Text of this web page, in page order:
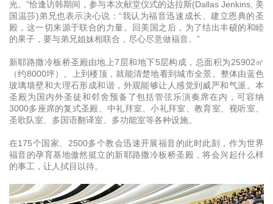
光。”恰逢访韩期间，参与本次献堂仪式的达拉斯(Dallas Jenkins, 美
国温莎)弟兄也表示决心说：“我认为福音迅速成长、建立恩典的圣
殿，这一切来源于联合的力量。回美国之后，为了结出丰硕的和睦
的果子，要与弟兄姐妹相联合，尽心尽意做福音。”
新耶路撒冷板桥圣殿由地上7层和地下5层构成，总面积为25902㎡
（约8000坪）。上到楼顶，就能清楚地看到城市全景。整体由蓝色
玻璃墙壁和大理石形成和谐，外观能够让人感觉到威严和气派。本
圣殿为国内外圣徒和邻舍预备了包括管弦乐演奏席在内，可容纳
3000多座席的复式圣殿、中礼拜室、小礼拜室、教育室、视听室、
圣歌队室、多国语翻译室、多功能室等各种设施。
在175个国家、2500多个教会迅速开展福音的此时此刻，作为世界
福音的孕育基地傲然挺立的新耶路撒冷板桥圣殿，将会兴起什么样
的事工，让人拭目以待。